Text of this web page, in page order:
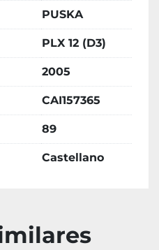
PUSKA
PLX 12 (D3)
2005
CAI157365
89
Castellano